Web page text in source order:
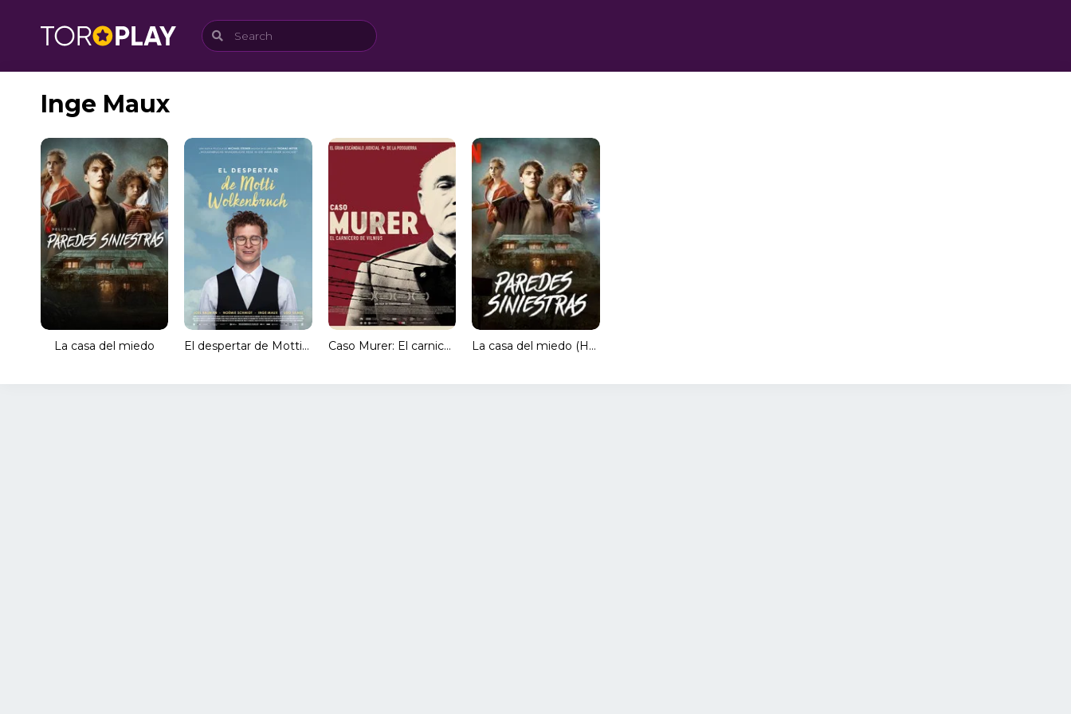
Inge Maux
La casa del miedo El despertar de Motti Wolkenbruch (MKV) Español Torrent Caso Murer: El carnicero de Vilnius (HDRip) Torrent La casa del miedo (HDRip) Torrent